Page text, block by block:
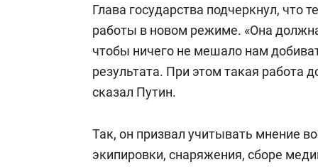
Глава государства подчеркнул, что
работы в новом режиме. «Она
чтобы ничего не мешало нам
результата. При этом такая работа
сказал Путин.
Так, он призвал учитывать мнение
экипировки, снаряжения, сборе